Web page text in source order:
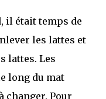
il était temps de
les lattes et
lattes. Les
long du mat
changer. Pour